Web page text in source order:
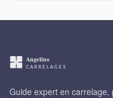
Guide expert en